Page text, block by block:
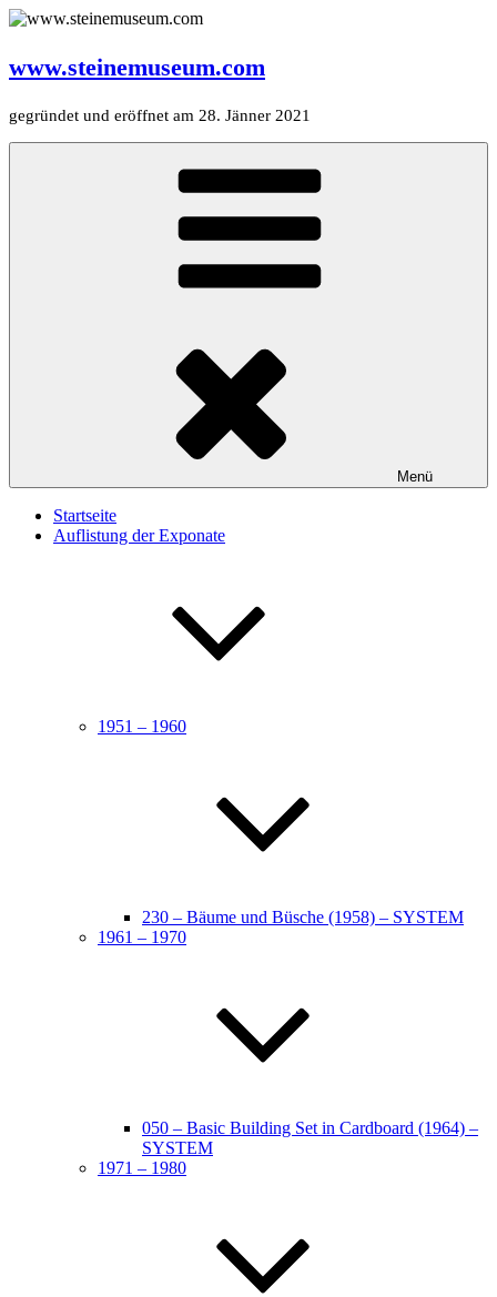
Zum
www.steinemuseum.com
gegründet und eröffnet am 28. Jänner 2021
Menü
Startseite
Auflistung der Exponate
1951 – 1960
230 – Bäume und Büsche (1958) – SYSTEM
1961 – 1970
050 – Basic Building Set in Cardboard (1964) –
SYSTEM
1971 – 1980